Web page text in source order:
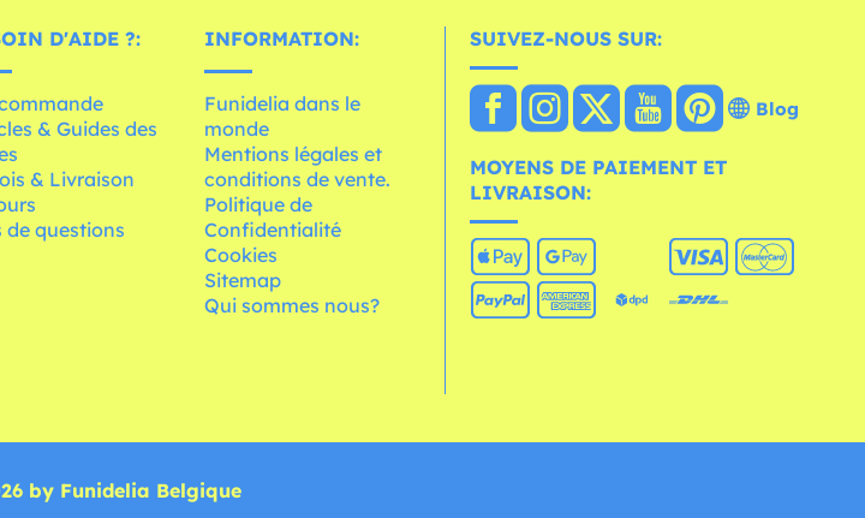
D'AIDE ?:
& Guides des
& Livraison
de questions
INFORMATION:
Funidelia dans le
monde
Mentions légales et
conditions de vente.
Politique de
Confidentialité
Cookies
Sitemap
Qui sommes nous?
SUIVEZ-NOUS SUR:
Blog
MOYENS DE PAIEMENT ET
LIVRAISON:
by Funidelia Belgique